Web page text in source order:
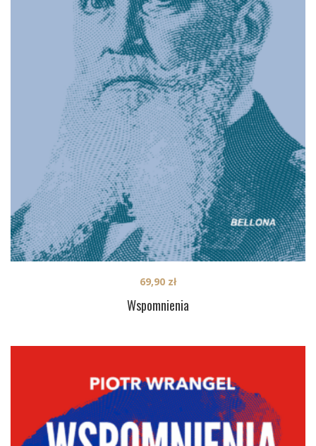
Wspomnienia
69,90 zł